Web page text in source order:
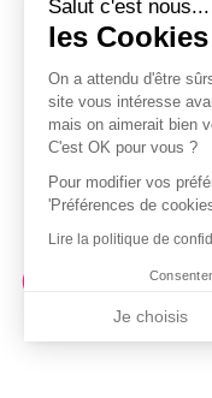
Suivi
Guide
de la
Salut c'est nous...
les
On a attendu d'être
site vous intéresse
mais on aimerait bien
C'est OK pour vous ?
Pour modifier vos
'Préférences de
Lire la politique de
Je choisis